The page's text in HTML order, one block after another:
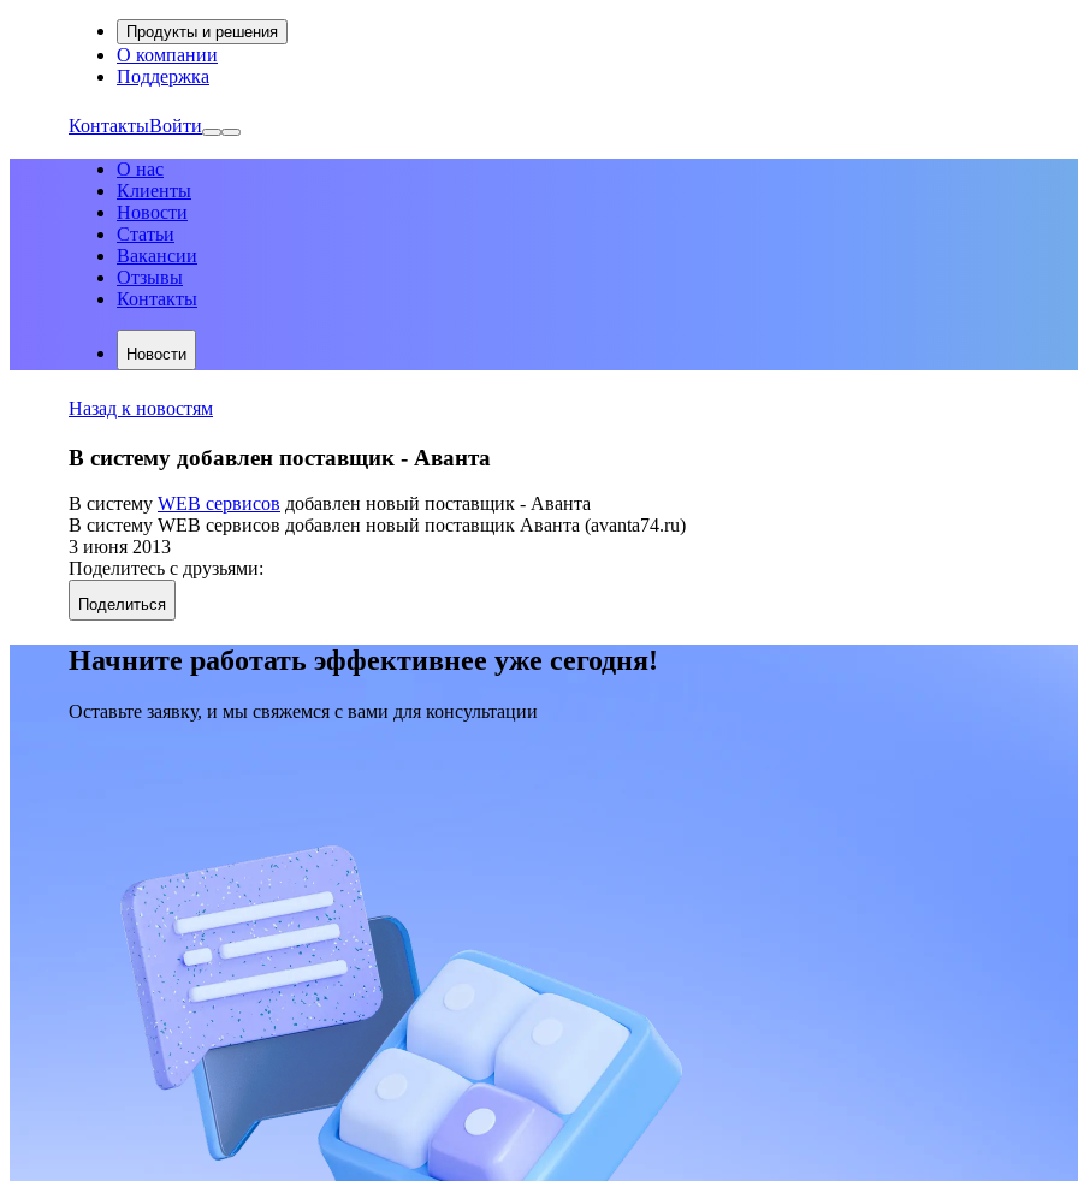
Продукты и решения
О компании
Поддержка
КонтактыВойти
О нас
Клиенты
Новости
Статьи
Вакансии
Отзывы
Контакты
Новости
Назад к новостям
В систему добавлен поставщик - Аванта
В систему WEB сервисов добавлен новый поставщик - Аванта
В систему WEB сервисов добавлен новый поставщик Аванта (avanta74.ru)
3 июня 2013
Поделитесь с друзьями:
Поделиться
Начните работать эффективнее уже сегодня!
Оставьте заявку, и мы свяжемся с вами для консультации